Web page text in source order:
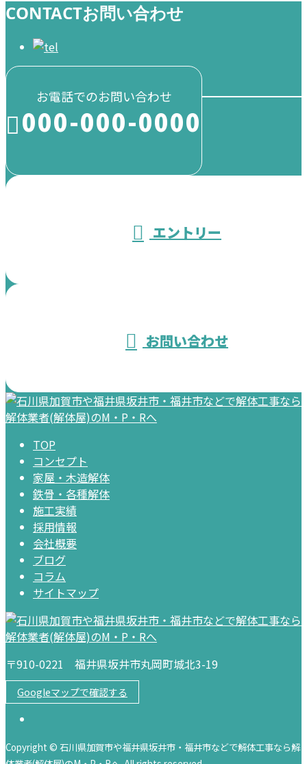
CONTACTお問い合わせ
お電話でのお問い合わせ
000-000-0000
エントリー
お問い合わせ
TOP
コンセプト
家屋・木造解体
鉄骨・各種解体
施工実績
採用情報
会社概要
ブログ
コラム
サイトマップ
〒910-0221 福井県坂井市丸岡町城北3-19
Googleマップで確認する
Copyright © 石川県加賀市や福井県坂井市・福井市などで解体工事なら解